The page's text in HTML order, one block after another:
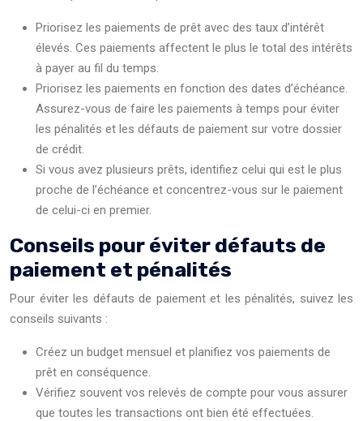
Priorisez les paiements de prêt avec des taux d’intérêt
élevés. Ces paiements affectent le plus le total des intérêts
à payer au fil du temps.
Priorisez les paiements en fonction des dates d’échéance.
Assurez-vous de faire les paiements à temps pour éviter
les pénalités et les défauts de paiement sur votre dossier
de crédit.
Si vous avez plusieurs prêts, identifiez celui qui est le plus
proche de l’échéance et concentrez-vous sur le paiement
de celui-ci en premier.
Conseils pour éviter défauts de
paiement et pénalités
Pour éviter les défauts de paiement et les pénalités, suivez les
conseils suivants :
Créez un budget mensuel et planifiez vos paiements de
prêt en conséquence.
Vérifiez souvent vos relevés de compte pour vous assurer
que toutes les transactions ont bien été effectuées.